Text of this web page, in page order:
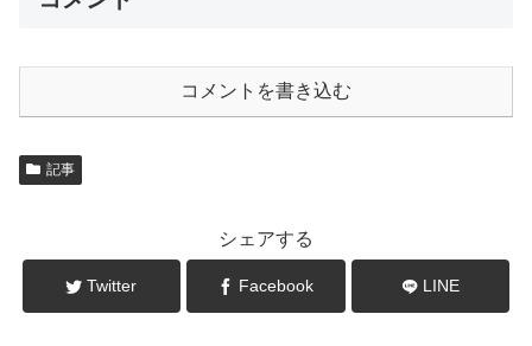
コメントを書き込む
記事
シェアする
Twitter Facebook LINE